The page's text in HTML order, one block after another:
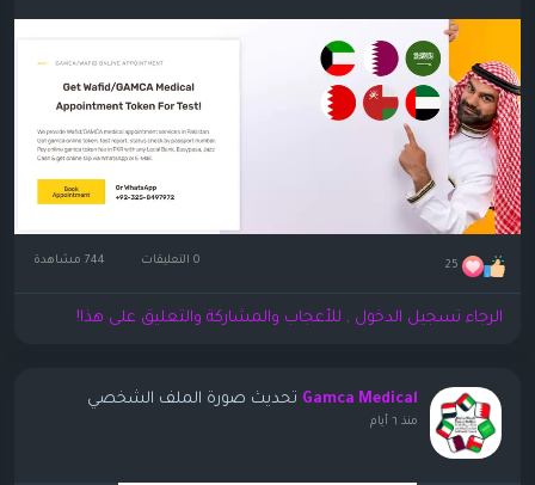
25 0 التعليقات
الرجاء تسجيل الدخول , للأعجاب والمشاركة والتعليق على هذا!
Gamca Medical تحديث صورة الملف الشخصي
منذ ٦ أيام